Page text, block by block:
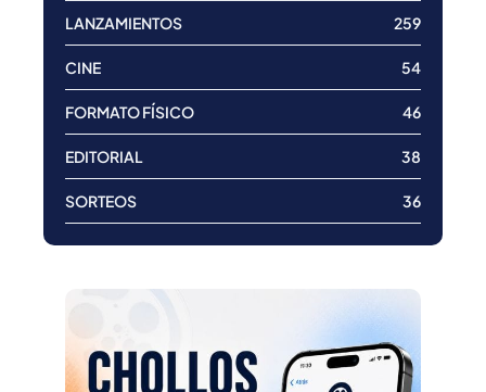
LANZAMIENTOS 259
CINE 54
FORMATO FÍSICO 46
EDITORIAL 38
SORTEOS 36